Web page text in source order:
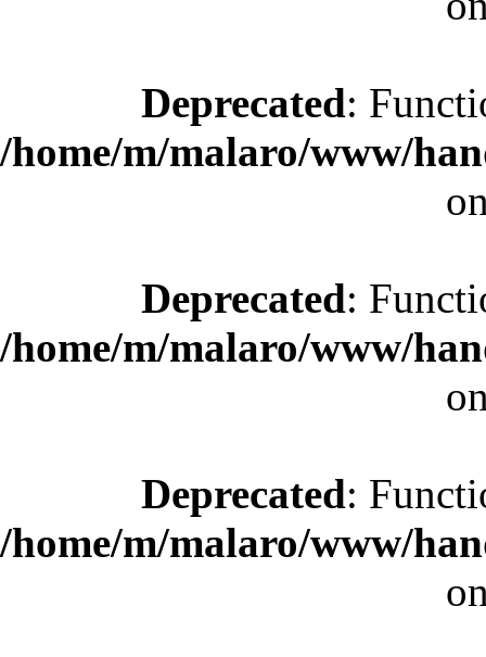
Deprecated:
/home/m/malaro/www/
Deprecated:
/home/m/malaro/www/
Deprecated:
/home/m/malaro/www/